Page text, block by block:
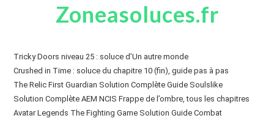
Zoneasoluces.fr
Tricky Doors niveau 25 : soluce d’Un autre monde
Crushed in Time : soluce du chapitre 10 (fin), guide pas à pas
The Relic First Guardian Solution Complète Guide Soulslike
Solution Complète AEM NCIS Frappe de l’ombre, tous les chapitres
Avatar Legends The Fighting Game Solution Guide Combat